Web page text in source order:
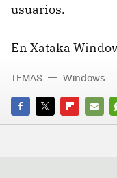
usuarios.
En Xataka
FACEBOOK
TWITTERFLIPBOARD
E-
TEMAS Windows